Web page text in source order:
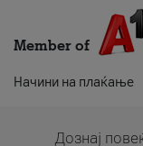
Member of
Начини на плаќање
Дознај